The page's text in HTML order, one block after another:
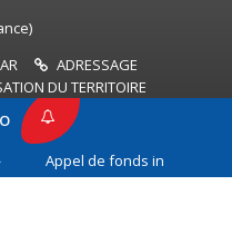
ADRESSAGE
DU TERRITOIRE
Appel de fonds incendies de forêt